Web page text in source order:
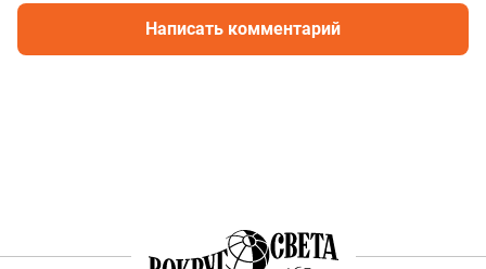
Написать комментарий